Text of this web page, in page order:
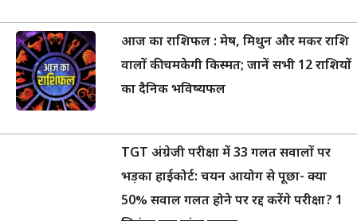
आज का राशिफल : मेष, मिथुन और मकर राशि
वालों की चमकेगी किस्मत; जानें सभी 12 राशियों
का दैनिक भविष्यफल
TGT अंग्रेजी परीक्षा में 33 गलत सवालों पर
भड़का हाईकोर्ट: चयन आयोग से पूछा- क्या
50% सवाल गलत होने पर रद्द करेंगे परीक्षा? 1